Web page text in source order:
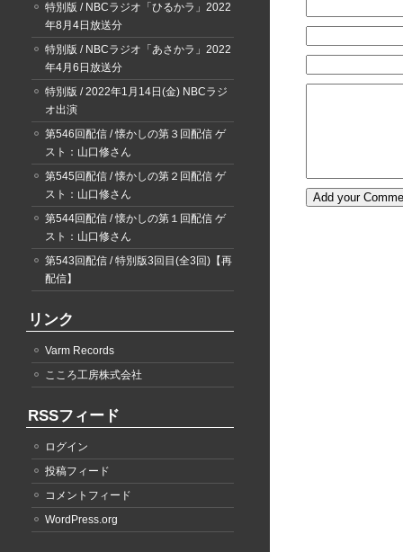
特別版 / NBCラジオ「ひるかラ」2022
年8月4日放送分
特別版 / NBCラジオ「あさかラ」2022
年4月6日放送分
特別版 / 2022年1月14日(金) NBCラジ
オ出演
第546回配信 / 懐かしの第３回配信 ゲ
スト：山口修さん
第545回配信 / 懐かしの第２回配信 ゲ
スト：山口修さん
第544回配信 / 懐かしの第１回配信 ゲ
スト：山口修さん
第543回配信 / 特別版3回目(全3回)【再
配信】
リンク
Varm Records
こころ工房株式会社
RSSフィード
ログイン
投稿フィード
コメントフィード
WordPress.org